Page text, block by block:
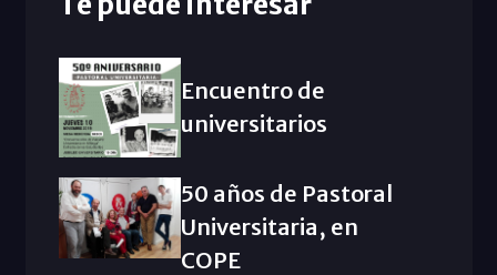
Encuentro de
universitarios
50 años de Pastoral
Universitaria, en
COPE